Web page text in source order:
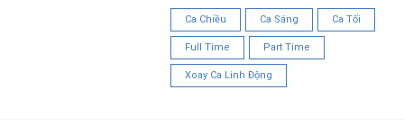
Ca Chiều Ca Sáng Ca Tối
Full Time Part Time
Xoay Ca Linh Động